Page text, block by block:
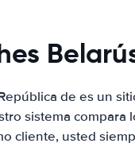
de es un
sistema compara
cliente, usted